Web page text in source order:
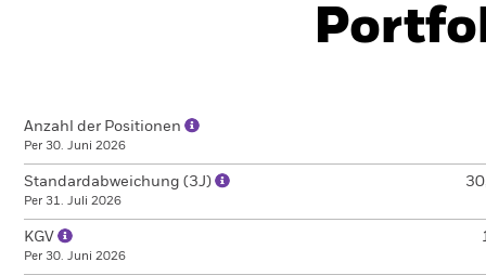
Anzahl der Positionen
Per 30. Juni 2026
Standardabweichung (3J)
Per 31. Juli 2026
KGV
Per 30. Juni 2026